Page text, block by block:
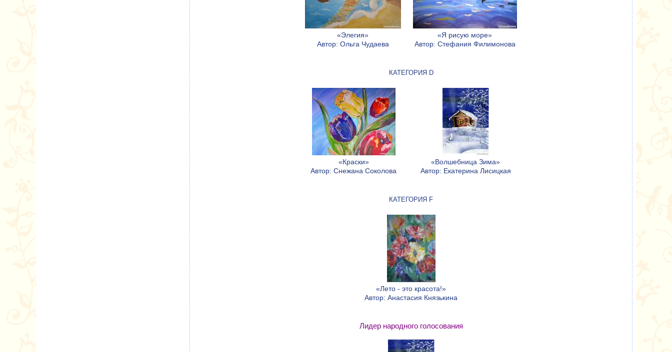
«Элегия»
Автор: Ольга Чудаева
«Я рисую море»
Автор: Стефания Филимонова
КАТЕГОРИЯ D
«Краски»
Автор: Снежана Соколова
«Волшебница Зима»
Автор: Екатерина Лисицкая
КАТЕГОРИЯ F
«Лето - это красота!»
Автор: Анастасия Князькина
Лидер народного голосования